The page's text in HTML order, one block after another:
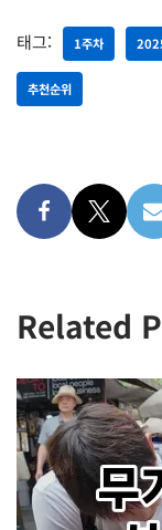
태그: 1주차
추천순위
Related